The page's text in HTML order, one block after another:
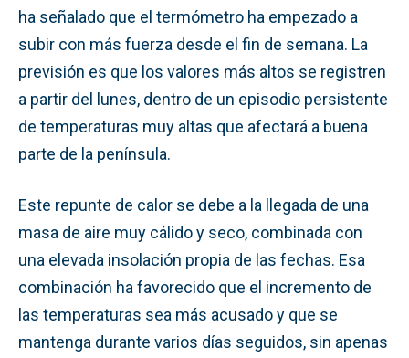
ha señalado que el termómetro ha empezado a
subir con más fuerza desde el fin de semana. La
previsión es que los valores más altos se registren
a partir del lunes, dentro de un episodio persistente
de temperaturas muy altas que afectará a buena
parte de la península.
Este repunte de calor se debe a la llegada de una
masa de aire muy cálido y seco, combinada con
una elevada insolación propia de las fechas. Esa
combinación ha favorecido que el incremento de
las temperaturas sea más acusado y que se
mantenga durante varios días seguidos, sin apenas